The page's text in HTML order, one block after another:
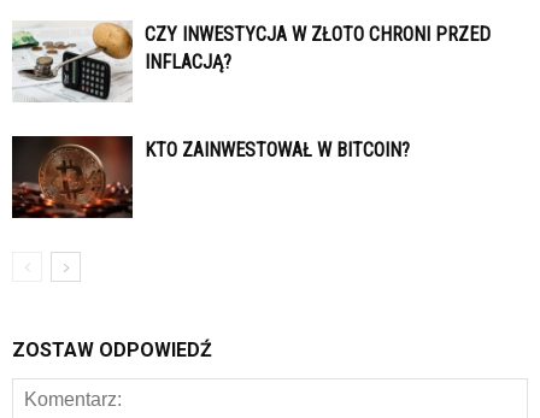
CZY INWESTYCJA W ZŁOTO CHRONI PRZED
INFLACJĄ?
KTO ZAINWESTOWAŁ W BITCOIN?
ZOSTAW ODPOWIEDŹ